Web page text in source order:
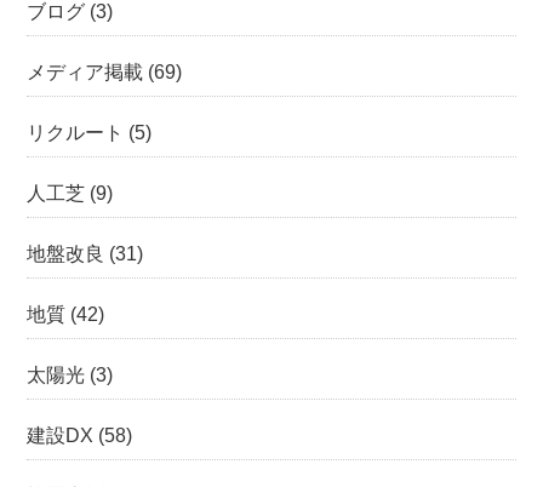
ブログ (3)
メディア掲載 (69)
リクルート (5)
人工芝 (9)
地盤改良 (31)
地質 (42)
太陽光 (3)
建設DX (58)